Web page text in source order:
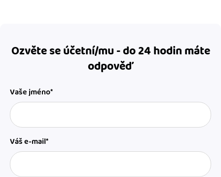
Ozvěte se účetní/mu - do 24 hodin máte
odpověď
Vaše jméno*
Váš e-mail*